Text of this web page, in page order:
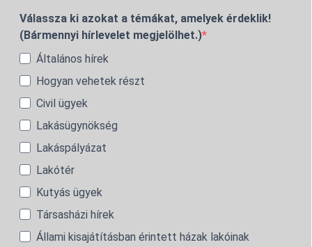
Válassza ki azokat a témákat, amelyek érdeklik!
(Bármennyi hírlevelet megjelölhet.)
Általános hírek
Hogyan vehetek részt
Civil ügyek
Lakásügynökség
Lakáspályázat
Lakótér
Kutyás ügyek
Társasházi hírek
Állami kisajátításban érintett házak lakóinak